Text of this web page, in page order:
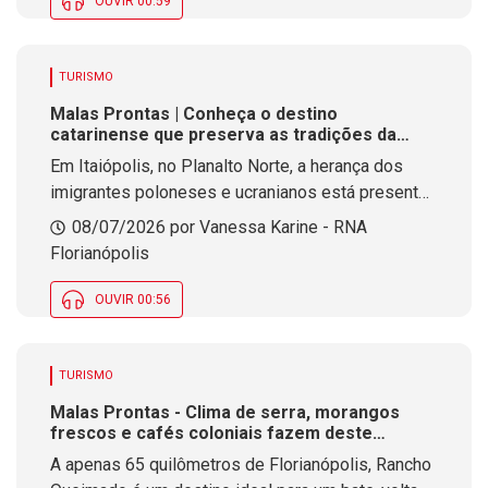
TURISMO
Malas Prontas | Conheça o destino
catarinense que preserva as tradições da
Polônia no Sul do Brasil
Em Itaiópolis, no Planalto Norte, a herança dos
imigrantes poloneses e ucranianos está presente
na arquitetura, nas igrejas históricas, na
gastronomia típica e nas tradições que fazem da
Santa Catarina.
08/07/2026 por Vanessa Karine - RNA
Florianópolis
OUVIR 00:56
TURISMO
Malas Prontas - Clima de serra, morangos
frescos e cafés coloniais fazem deste
destino um dos refúgios mais charmosos de
SC
A apenas 65 quilômetros de Florianópolis, Rancho